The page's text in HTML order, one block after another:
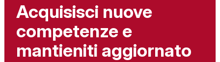
Acquisisci nuove
competenze e
mantieniti aggiornato